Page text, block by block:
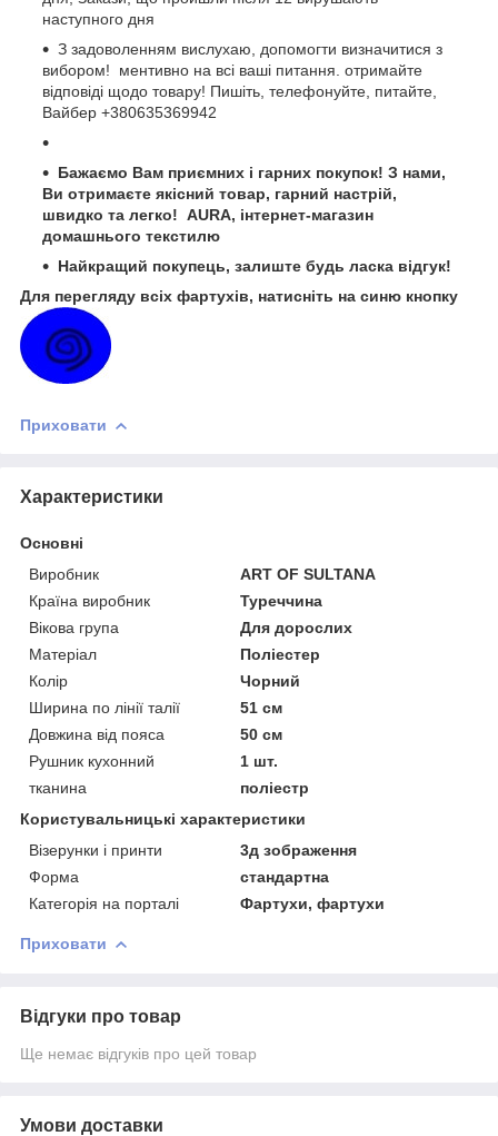
наступного дня
З задоволенням вислухаю, допомогти визначитися з
вибором! ментивно на всі ваші питання. отримайте
відповіді щодо товару! Пишіть, телефонуйте, питайте,
Вайбер +380635369942
Бажаємо Вам приємних і гарних покупок! З нами,
Ви отримаєте якісний товар, гарний настрій,
швидко та легко! AURA, інтернет-магазин
домашнього текстилю
Найкращий покупець, залиште будь ласка відгук!
Для перегляду всіх фартухів, натисніть на синю кнопку
Приховати
Характеристики
Основні
Виробник
ART OF SULTANA
Країна виробник
Туреччина
Вікова група
Для дорослих
Матеріал
Поліестер
Колір
Чорний
Ширина по лінії талії
51 см
Довжина від пояса
50 см
Рушник кухонний
1 шт.
тканина
поліестр
Користувальницькі характеристики
Візерунки і принти
3д зображення
Форма
стандартна
Категорія на порталі
Фартухи, фартухи
Приховати
Відгуки про товар
Ще немає відгуків про цей товар
Умови доставки